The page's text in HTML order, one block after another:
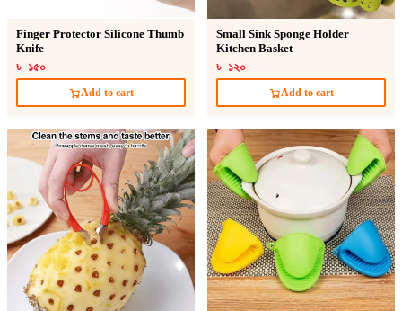
Finger Protector Silicone Thumb
Knife
৳ ১৫০
Add to cart
Small Sink Sponge Holder
Kitchen Basket
৳ ১২০
Add to cart